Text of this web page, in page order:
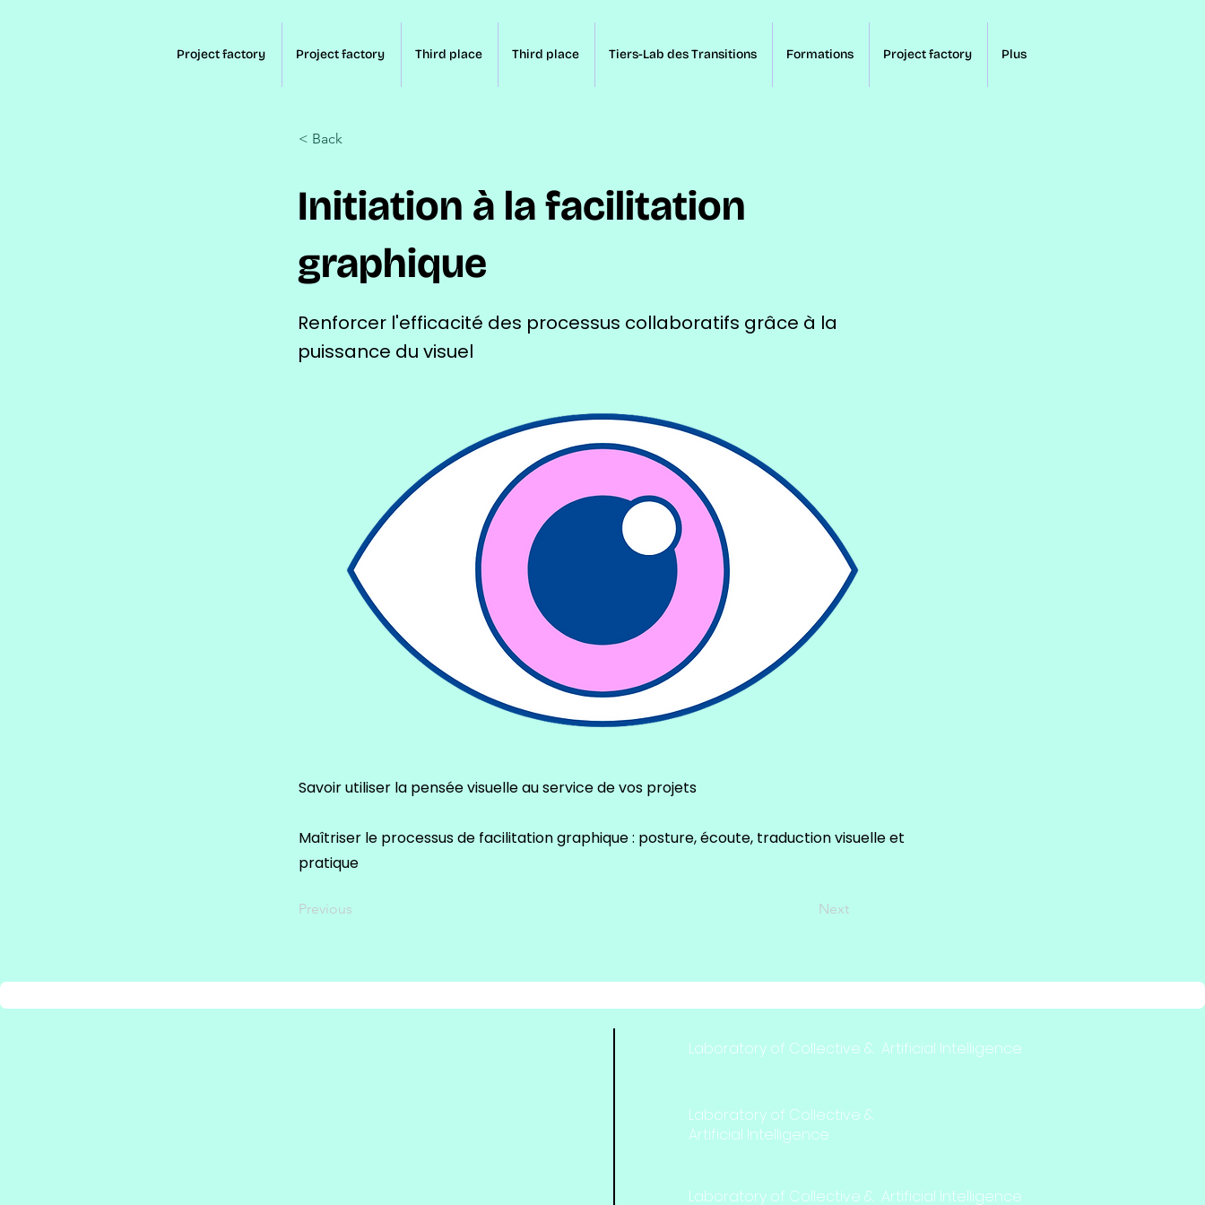
Project factory Project factory Third place Third place Tiers-Lab des Transitions Formations Project factory Plus
< Back
Initiation à la facilitation
graphique
Renforcer l'efficacité des processus collaboratifs grâce à la
puissance du visuel
Savoir utiliser la pensée visuelle au service de vos projets
Maîtriser le processus de facilitation graphique : posture, écoute, traduction visuelle et
pratique
Previous Next
Laboratory of Collective & Artificial Intelligence
Laboratory of Collective &
Artificial Intelligence
Laboratory of Collective & Artificial Intelligence